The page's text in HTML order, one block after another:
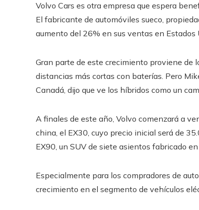
Volvo Cars es otra empresa que espera
El fabricante de automóviles sueco,
aumento del 26% en sus ventas en Estados
Gran parte de este crecimiento proviene de
distancias más cortas con baterías. Pero
Canadá, dijo que ve los híbridos como un
A finales de este año, Volvo comenzará a
china, el EX30, cuyo precio inicial será de
EX90, un SUV de siete asientos fabricado
Especialmente para los compradores de
crecimiento en el segmento de vehículos